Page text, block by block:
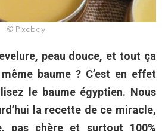
© Pixabay
peau douce, et tout ça
baume ? C’est en effet
le baume égyptien. Nous
la recette de ce miracle,
pas chère et surtout 100%